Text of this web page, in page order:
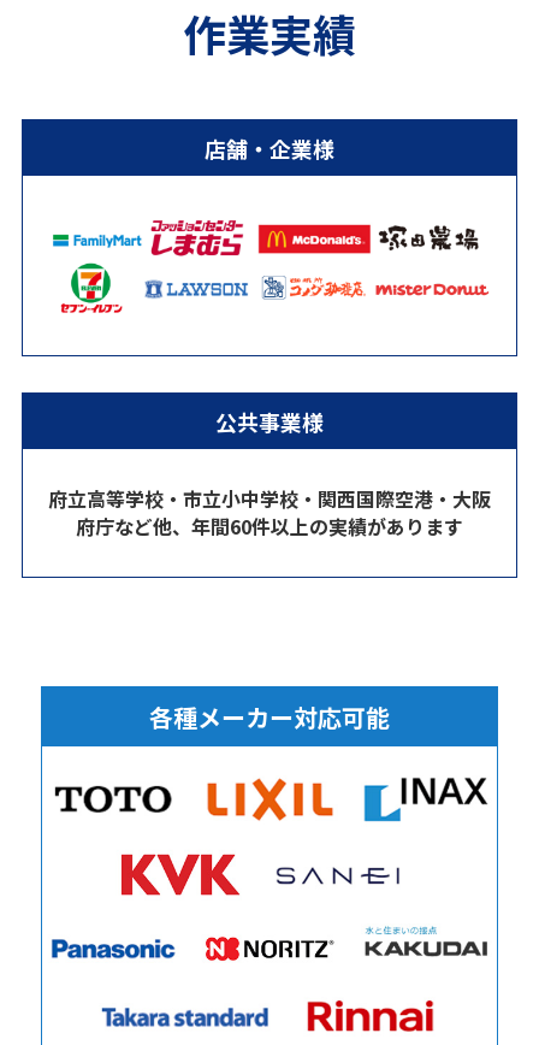
作業実績
店舗・企業様
公共事業様
府立高等学校・市立小中学校・関西国際空港・大阪
府庁など他、年間60件以上の実績があります
各種メーカー対応可能